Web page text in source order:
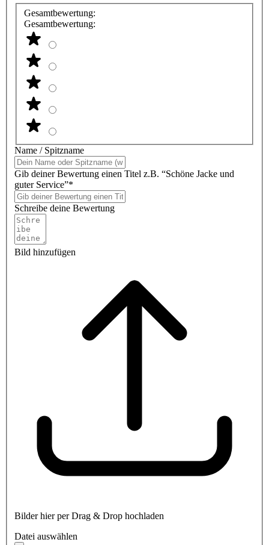
Gesamtbewertung:
Gesamtbewertung:
Name / Spitzname
Gib deiner Bewertung einen Titel z.B. “Schöne Jacke und
guter Service”*
Schreibe deine Bewertung
Bild hinzufügen
Bilder hier per Drag & Drop hochladen
Datei auswählen